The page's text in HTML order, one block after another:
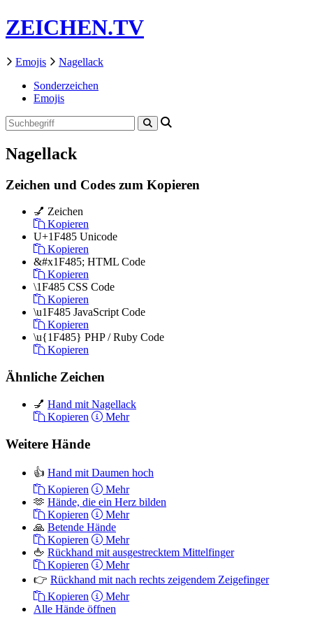
ZEICHEN.TV
Emojis
Nagellack
Sonderzeichen
Emojis
Nagellack
Zeichen und Codes zum Kopieren
💅 Zeichen
Kopieren
U+1F485 Unicode
Kopieren
&#x1F485; HTML Code
Kopieren
\1F485 CSS Code
Kopieren
\u1F485 JavaScript Code
Kopieren
\u{1F485} PHP / Ruby Code
Kopieren
Ähnliche Zeichen
💅 Hand mit Nagellack
Kopieren
Mehr
Weitere Hände
👍 Hand mit Daumen hoch
Kopieren
Mehr
🫶 Hände, die ein Herz bilden
Kopieren
Mehr
🙏 Betende Hände
Kopieren
Mehr
🖕 Rückhand mit ausgestrecktem Mittelfinger
Kopieren
Mehr
👉 Rückhand mit nach rechts zeigendem Zeigefinger
Kopieren
Mehr
Alle Hände öffnen